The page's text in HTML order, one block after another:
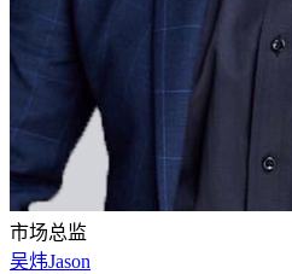
市场总监
吴炜Jason